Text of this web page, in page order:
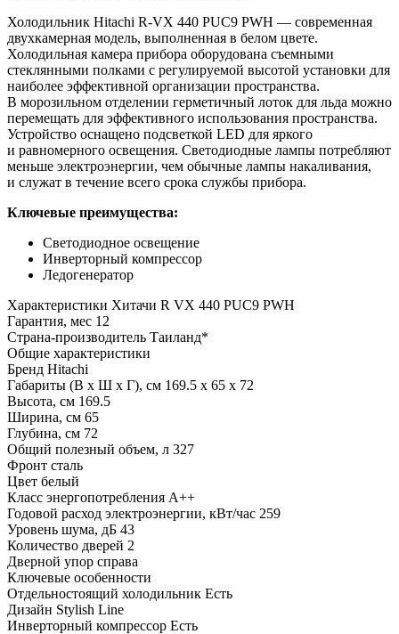
Холодильник Hitachi R-VX 440 PUC9 PWH — современная
двухкамерная модель, выполненная в белом цвете.
Холодильная камера прибора оборудована съемными
стеклянными полками с регулируемой высотой установки для
наиболее эффективной организации пространства.
В морозильном отделении герметичный лоток для льда можно
перемещать для эффективного использования пространства.
Устройство оснащено подсветкой LED для яркого
и равномерного освещения. Светодиодные лампы потребляют
меньше электроэнергии, чем обычные лампы накаливания,
и служат в течение всего срока службы прибора.
Ключевые преимущества:
Светодиодное освещение
Инверторный компрессор
Ледогенератор
Характеристики Хитачи R VX 440 PUC9 PWH
Гарантия, мес 12
Страна-производитель Таиланд*
Общие характеристики
Бренд Hitachi
Габариты (В х Ш х Г), см 169.5 х 65 х 72
Высота, см 169.5
Ширина, см 65
Глубина, см 72
Общий полезный объем, л 327
Фронт сталь
Цвет белый
Класс энергопотребления A++
Годовой расход электроэнергии, кВт/час 259
Уровень шума, дБ 43
Количество дверей 2
Дверной упор справа
Ключевые особенности
Отдельностоящий холодильник Есть
Дизайн Stylish Line
Инверторный компрессор Есть